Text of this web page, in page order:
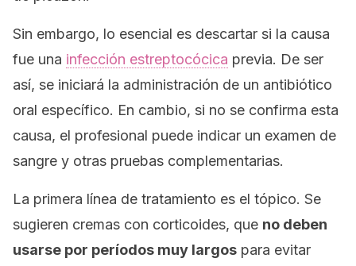
Sin embargo, lo esencial es descartar si la causa
fue una infección estreptocócica previa. De ser
así, se iniciará la administración de un antibiótico
oral específico. En cambio, si no se confirma esta
causa, el profesional puede indicar un examen de
sangre y otras pruebas complementarias.
La primera línea de tratamiento es el tópico. Se
sugieren cremas con corticoides, que no deben
usarse por períodos muy largos para evitar